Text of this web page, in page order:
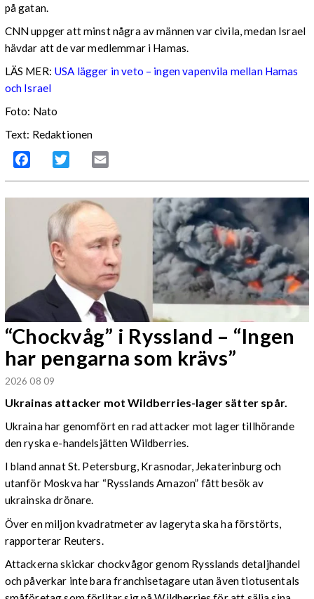
på gatan.
CNN uppger att minst några av männen var civila, medan Israel
hävdar att de var medlemmar i Hamas.
LÄS MER: USA lägger in veto – ingen vapenvila mellan Hamas
och Israel
Foto: Nato
Text: Redaktionen
Facebook Twitter
“Chockvåg” i Ryssland – “Ingen
har pengarna som krävs”
2026 08 09
Ukrainas attacker mot Wildberries-lager sätter spår.
Ukraina har genomfört en rad attacker mot lager tillhörande
den ryska e-handelsjätten Wildberries.
I bland annat St. Petersburg, Krasnodar, Jekaterinburg och
utanför Moskva har “Rysslands Amazon” fått besök av
ukrainska drönare.
Över en miljon kvadratmeter av lageryta ska ha förstörts,
rapporterar Reuters.
Attackerna skickar chockvågor genom Rysslands detaljhandel
och påverkar inte bara franchisetagare utan även tiotusentals